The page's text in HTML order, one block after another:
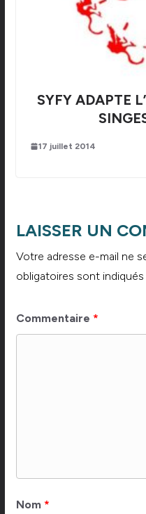
SYFY ADAPTE
17 juillet 2014
LAISSER UN
Votre adresse e-mail ne
obligatoires sont indiqués
Commentaire *
Nom *